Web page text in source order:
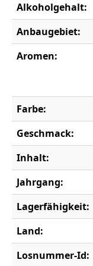
Alkoholgehalt:
Anbaugebiet:
Aromen:
Farbe:
Geschmack:
Inhalt:
Jahrgang:
Lagerfähigkeit:
Land:
Losnummer-Id: